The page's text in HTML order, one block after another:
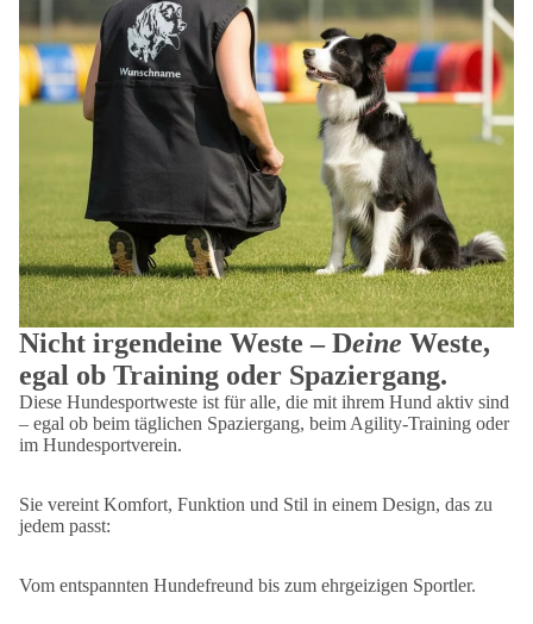
Nicht irgendeine Weste – Deine Weste,
egal ob Training oder Spaziergang.
Diese Hundesportweste ist für alle, die mit ihrem Hund aktiv sind
– egal ob beim täglichen Spaziergang, beim Agility-Training oder
im Hundesportverein.
Sie vereint Komfort, Funktion und Stil in einem Design, das zu
jedem passt:
Vom entspannten Hundefreund bis zum ehrgeizigen Sportler.